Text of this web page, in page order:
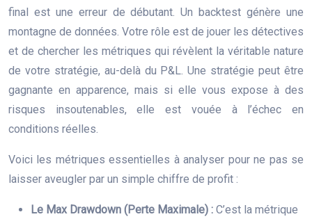
final est une erreur de débutant. Un backtest génère une
montagne de données. Votre rôle est de jouer les détectives
et de chercher les métriques qui révèlent la véritable nature
de votre stratégie, au-delà du P&L. Une stratégie peut être
gagnante en apparence, mais si elle vous expose à des
risques insoutenables, elle est vouée à l’échec en
conditions réelles.
Voici les métriques essentielles à analyser pour ne pas se
laisser aveugler par un simple chiffre de profit :
Le Max Drawdown (Perte Maximale) : C’est la métrique